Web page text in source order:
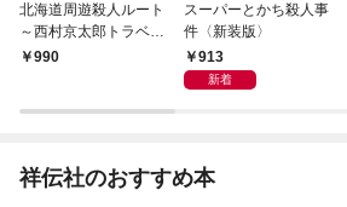
北海道周遊殺人ルート
～西村京太郎トラベル
ミステリー・セレクシ
990
スーパーとかち殺人事
件〈新装版〉
913
新着
祥伝社のおすすめ本